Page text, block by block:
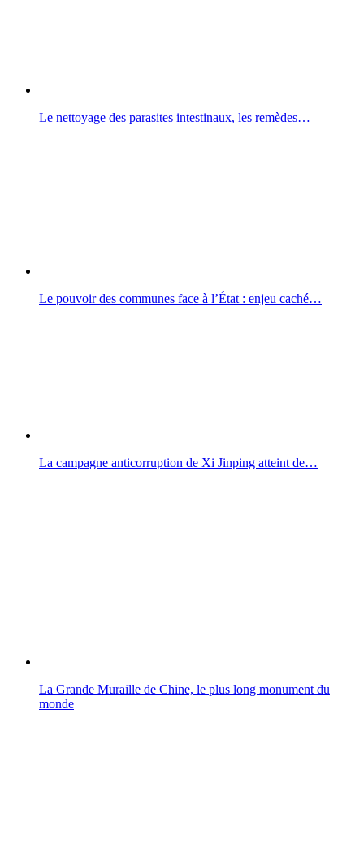
Le nettoyage des parasites intestinaux, les remèdes…
Le pouvoir des communes face à l’État : enjeu caché…
La campagne anticorruption de Xi Jinping atteint de…
La Grande Muraille de Chine, le plus long monument du
monde